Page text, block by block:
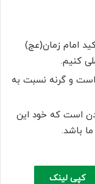
امام زمان(عج)
کنیم.
است و گرنه نسبت به
است که خود این
باشد.
کپی لینک